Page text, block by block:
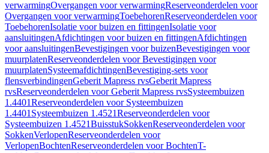
verwarmingOvergangen voor verwarmingReserveonderdelen voor
Overgangen voor verwarmingToebehorenReserveonderdelen voor
ToebehorenIsolatie voor buizen en fittingenIsolatie voor
aansluitingenAfdichtingen voor buizen en fittingenAfdichtingen
voor aansluitingenBevestigingen voor buizenBevestigingen voor
muurplatenReserveonderdelen voor Bevestigingen voor
muurplatenSysteemafdichtingenBevestiging-sets voor
flensverbindingenGeberit Mapress rvsGeberit Mapress
rvsReserveonderdelen voor Geberit Mapress rvsSysteembuizen
1.4401Reserveonderdelen voor Systeembuizen
1.4401 Systeembuizen 1.4521Reserveonderdelen voor
Systeembuizen 1.4521BuisstukSokkenReserveonderdelen voor
SokkenVerlopenReserveonderdelen voor
VerlopenBochtenReserveonderdelen voor BochtenT-